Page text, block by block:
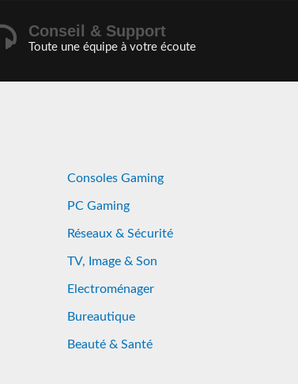
Conseil & Support
Toute une équipe à votre écoute
Consoles Gaming
PC Gaming
Réseaux & Sécurité
TV, Image & Son
Electroménager
Bureautique
Beauté & Santé